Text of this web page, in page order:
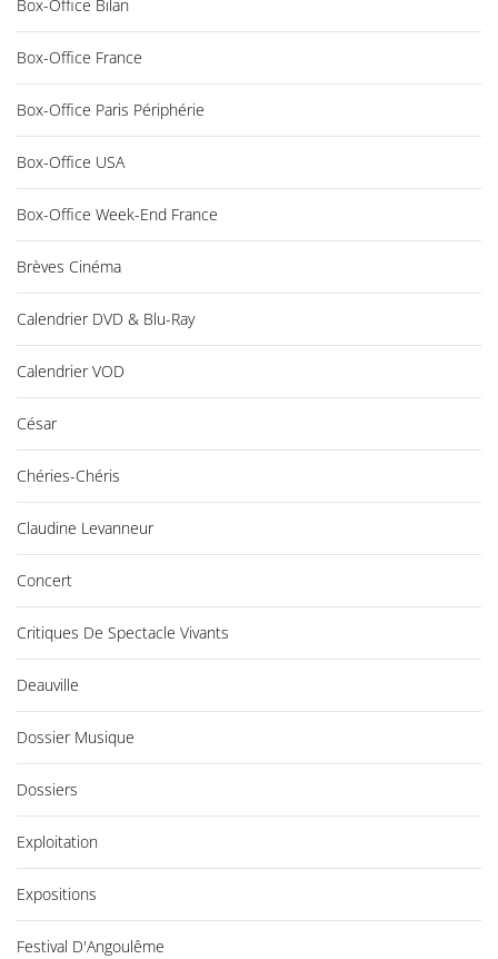
Box-Office Bilan
Box-Office France
Box-Office Paris Périphérie
Box-Office USA
Box-Office Week-End France
Brèves Cinéma
Calendrier DVD & Blu-Ray
Calendrier VOD
César
Chéries-Chéris
Claudine Levanneur
Concert
Critiques De Spectacle Vivants
Deauville
Dossier Musique
Dossiers
Exploitation
Expositions
Festival D'Angoulême